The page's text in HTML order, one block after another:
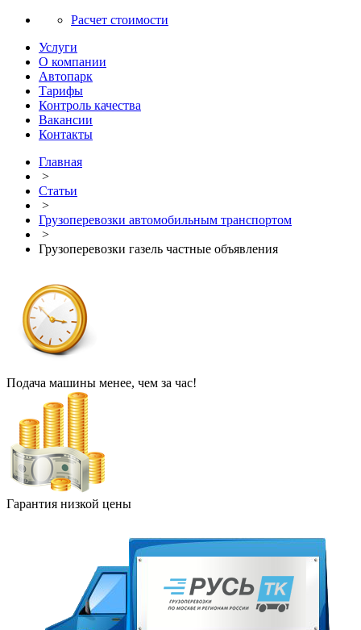
Расчет стоимости
Услуги
О компании
Автопарк
Тарифы
Контроль качества
Вакансии
Контакты
Главная
>
Статьи
>
Грузоперевозки автомобильным транспортом
>
Грузоперевозки газель частные объявления
Подача машины менее, чем за час!
Гарантия низкой цены